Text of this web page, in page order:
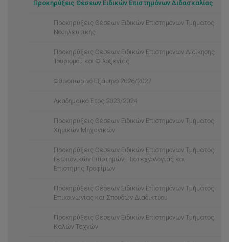
Το προσωπικό σε αριθμούς
Προκηρύξεις Θέσεων Ειδικών Επιστημόνων Διδασκαλίας
Προκηρύξεις Θέσεων Ειδικών Επιστημόνων Τμήματος
Νοσηλευτικής
Προκηρύξεις Θέσεων Ειδικών Επιστημόνων Διοίκησης
Τουρισμού και Φιλοξενίας
Φθινοπωρινό Εξάμηνο 2026/2027
Ακαδημαϊκό Έτος 2023/2024
Προκηρύξεις Θέσεων Ειδικών Επιστημόνων Τμήματος
Χημικών Μηχανικών
Προκηρύξεις Θέσεων Ειδικών Επιστημόνων Τμήματος
Γεωπονικών Επιστημών, Βιοτεχνολογίας και
Επιστήμης Τροφίμων
Προκηρύξεις Θέσεων Ειδικών Επιστημόνων Τμήματος
Επικοινωνίας και Σπουδών Διαδικτύου
Προκηρύξεις Θέσεων Ειδικών Επιστημόνων Τμήματος
Kαλών Τεχνών